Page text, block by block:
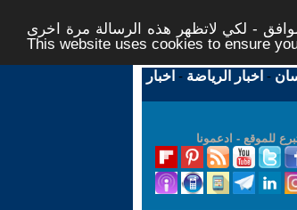
- لكي لاتظهر هذه الرسالة مرة اخرى -
This website uses cookies to ensure
- اخبار الرياضة - اخبار
للموقع - ادعمونا